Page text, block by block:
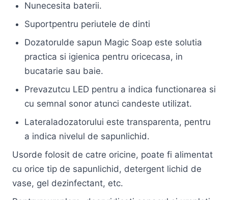
Nunecesita baterii.
Suportpentru periutele de dinti
Dozatorulde sapun Magic Soap este solutia
practica si igienica pentru oricecasa, in
bucatarie sau baie.
Prevazutcu LED pentru a indica functionarea si
cu semnal sonor atunci candeste utilizat.
Lateraladozatorului este transparenta, pentru
a indica nivelul de sapunlichid.
Usorde folosit de catre oricine, poate fi alimentat
cu orice tip de sapunlichid, detergent lichid de
vase, gel dezinfectant, etc.